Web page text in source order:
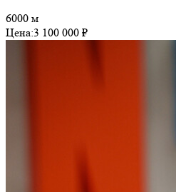
6000 м
Цена:3 100 000 ₽